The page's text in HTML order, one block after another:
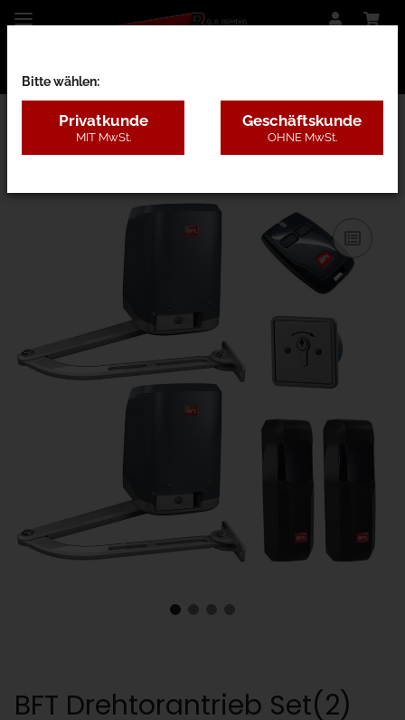
03AA - Knickarm
BFT Drehtorantrieb Set(2)
Bitte wählen:
Privatkunde
MIT MwSt.
Geschäftskunde
OHNE MwSt.